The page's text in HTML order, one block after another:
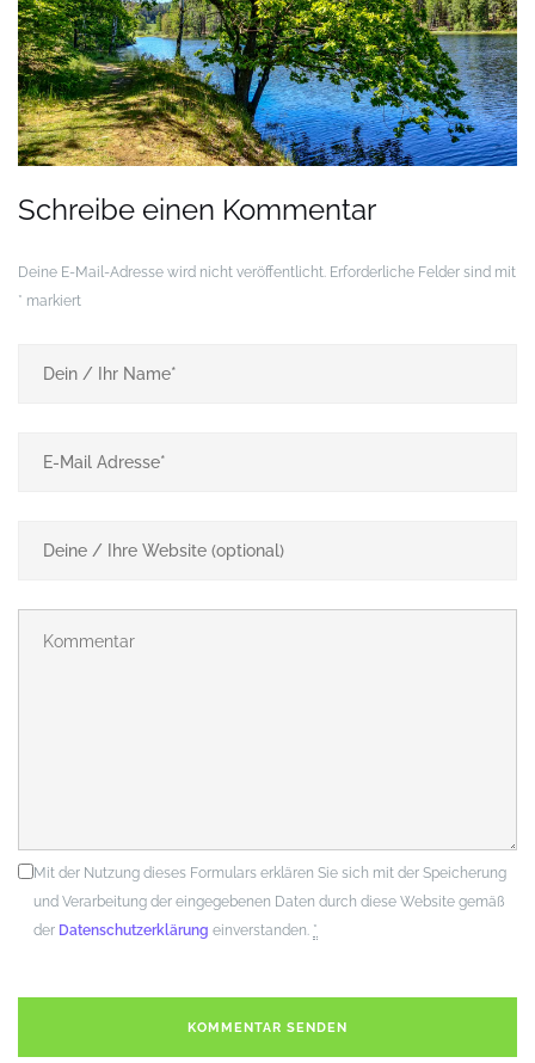
Schreibe einen Kommentar
Deine E-Mail-Adresse wird nicht veröffentlicht. Erforderliche Felder sind mit
* markiert
Mit der Nutzung dieses Formulars erklären Sie sich mit der Speicherung
und Verarbeitung der eingegebenen Daten durch diese Website gemäß
der Datenschutzerklärung einverstanden. *